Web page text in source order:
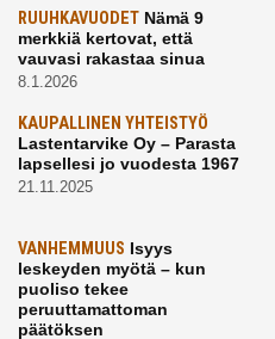
RUUHKAVUODET Nämä 9
merkkiä kertovat, että
vauvasi rakastaa sinua
8.1.2026
KAUPALLINEN YHTEISTYÖ
Lastentarvike Oy – Parasta
lapsellesi jo vuodesta 1967
21.11.2025
VANHEMMUUS Isyys
leskeyden myötä – kun
puoliso tekee
peruuttamattoman
päätöksen